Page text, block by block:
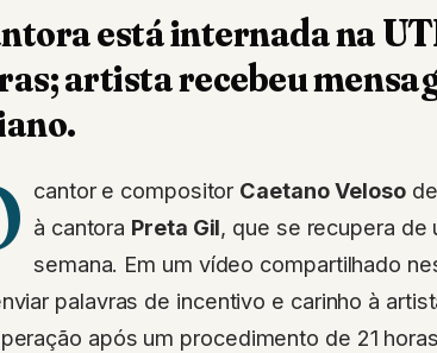
está internada na
artista recebeu
cantor e compositor Caetano Veloso
à cantora Preta Gil, que se recupera de
semana. Em um vídeo compartilhado
palavras de incentivo e carinho à
após um procedimento de 21